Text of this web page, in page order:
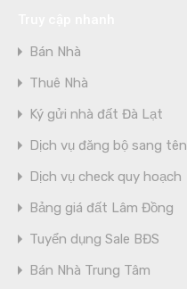
Bán Nhà
Thuê Nhà
Ký gửi nhà đất Đà Lạt
Dịch vụ đăng bộ sang tên
Dịch vụ check quy hoạch
Bảng giá đất Lâm Đồng
Tuyển dụng Sale BĐS
Bán Nhà Trung Tâm